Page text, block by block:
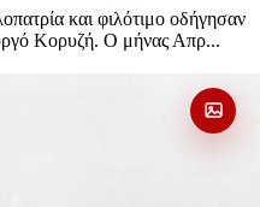
και φιλότιμο οδήγησαν
Κορυζή. Ο μήνας Απρ...